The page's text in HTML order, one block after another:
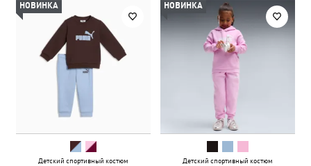
НОВИНКА
Детский спортивный костюм
НОВИНКА
Детский спортивный костюм